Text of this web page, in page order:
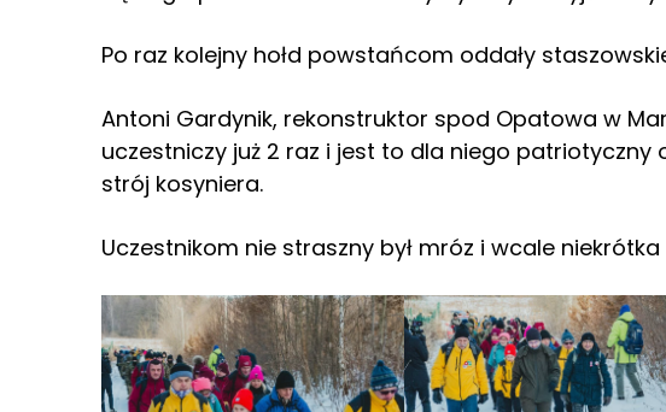
Po raz kolejny hołd powstańcom oddały
Antoni Gardynik, rekonstruktor spod Opatowa w
uczestniczy już 2 raz i jest to dla niego patriotyczny
strój kosyniera.
Uczestnikom nie straszny był mróz i wcale